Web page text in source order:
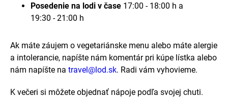
Posedenie na lodi v čase 17:00 - 18:00 h a
19:30 - 21:00 h
Ak máte záujem o vegetariánske menu alebo máte alergie
a intolerancie, napíšte nám komentár pri kúpe lístka alebo
nám napíšte na travel@lod.sk. Radi vám vyhovieme.
K večeri si môžete objednať nápoje podľa svojej chuti.